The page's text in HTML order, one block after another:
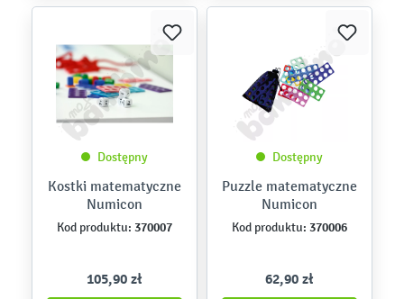
Dostępny
Kostki matematyczne
Numicon
Kod produktu: 370007
105,90 zł
Dostępny
Puzzle matematyczne
Numicon
Kod produktu: 370006
62,90 zł